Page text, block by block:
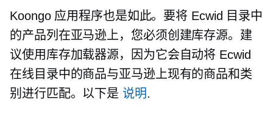
Koongo 应用程序也是如此。要将 Ecwid 目录中
的产品列在亚马逊上，您必须创建库存源。建
议使用库存加载器源，因为它会自动将 Ecwid
在线目录中的商品与亚马逊上现有的商品和类
别进行匹配。以下是 说明.